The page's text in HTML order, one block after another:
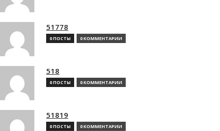
51778
0 ПОСТЫ 0 КОММЕНТАРИИ
518
0 ПОСТЫ 0 КОММЕНТАРИИ
51819
0 ПОСТЫ 0 КОММЕНТАРИИ